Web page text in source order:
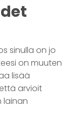
sinulla on jo
on muuten
lisää
arvioit
lainan